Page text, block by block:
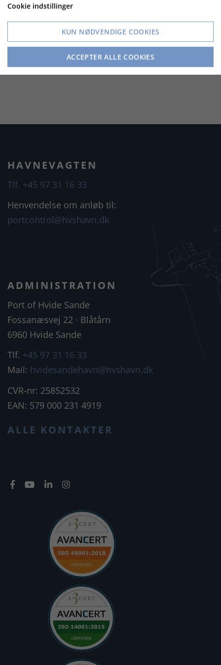
Havnens endelige økonomiske resultat er endnu
ikke færdigrevideret, men det er forventningen at
den øgede godsomsætning også vil påvirke
havnens driftsresultat positivt.
HAVNEVAGTEN
Tlf. +45 97 31 16 33
Henvendelse om anløb til:
portcontrol@hvshavn.dk
ADMINISTRATION
Port of Hvide Sande
Fossanæsvej 22 · Blåtårn
6960 Hvide Sande
Tlf. +45 97 31 16 33
Mail: hvidesandehavn@hvshavn.dk
CVR-nr: 25852532
EAN: 579 000 231 4919
ALLE KONTAKTER
Cookie indstillinger
KUN NØDVENDIGE COOKIES
ACCEPTER ALLE COOKIES